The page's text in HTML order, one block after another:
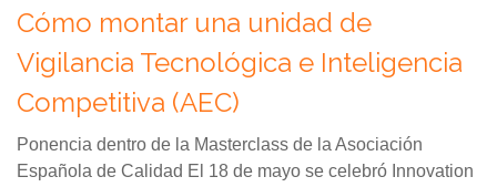
Cómo montar una unidad de
Vigilancia Tecnológica e Inteligencia
Competitiva (AEC)
Ponencia dentro de la Masterclass de la Asociación
Española de Calidad El 18 de mayo se celebró Innovation